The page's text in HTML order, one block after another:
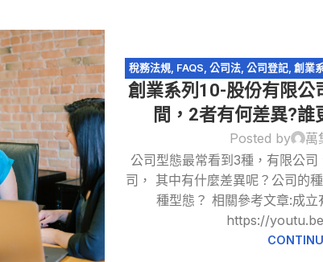
稅務法規, FAQS,公司法,公司登記,創業
型股
創業系列10-股份有限公
間，2者有何差異?
Posted by
萬
公司型態最常看到3種，有限公
司， 其中有什麼差異呢？公司的
種型態？ 相關參考文章:成
https://